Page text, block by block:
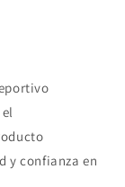
y confianza en